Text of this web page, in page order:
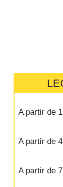
A partir de
A partir de
A partir de